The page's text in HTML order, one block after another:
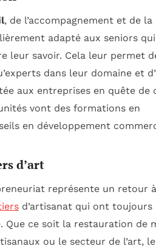
, de l’accompagnement et de la
adapté aux seniors qui
leur savoir. Cela leur permet
dans leur domaine et
aux entreprises en quête de
vont des formations en
en développement
d’art
représente un retour
d’artisanat qui ont toujours
Que ce soit la restauration de
ou le secteur de l’art,